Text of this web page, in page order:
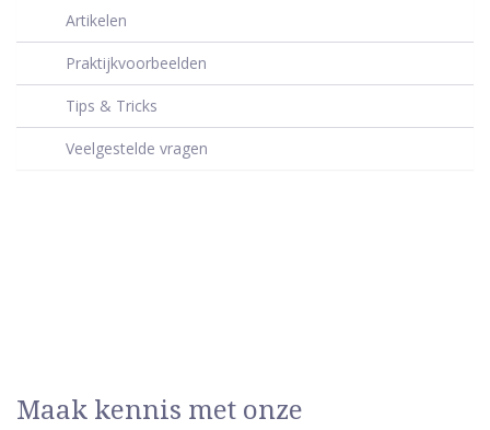
Artikelen
Praktijkvoorbeelden
Tips & Tricks
Veelgestelde vragen
Maak kennis met onze